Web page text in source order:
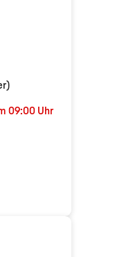
09:00 Uhr
Partner)